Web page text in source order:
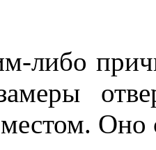
либо
Оно